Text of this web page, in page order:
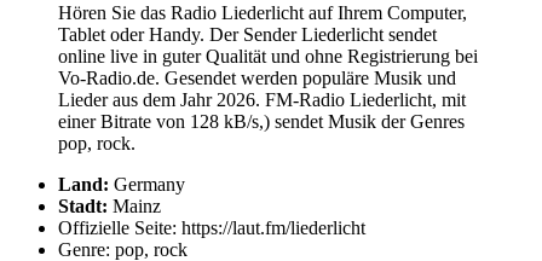
Hören Sie das Radio Liederlicht auf Ihrem Computer,
Tablet oder Handy. Der Sender Liederlicht sendet
online live in guter Qualität und ohne Registrierung bei
Vo-Radio.de. Gesendet werden populäre Musik und
Lieder aus dem Jahr 2026. FM-Radio Liederlicht, mit
einer Bitrate von 128 kB/s,) sendet Musik der Genres
pop, rock.
Land: Germany
Stadt: Mainz
Offizielle Seite: https://laut.fm/liederlicht
Genre: pop, rock